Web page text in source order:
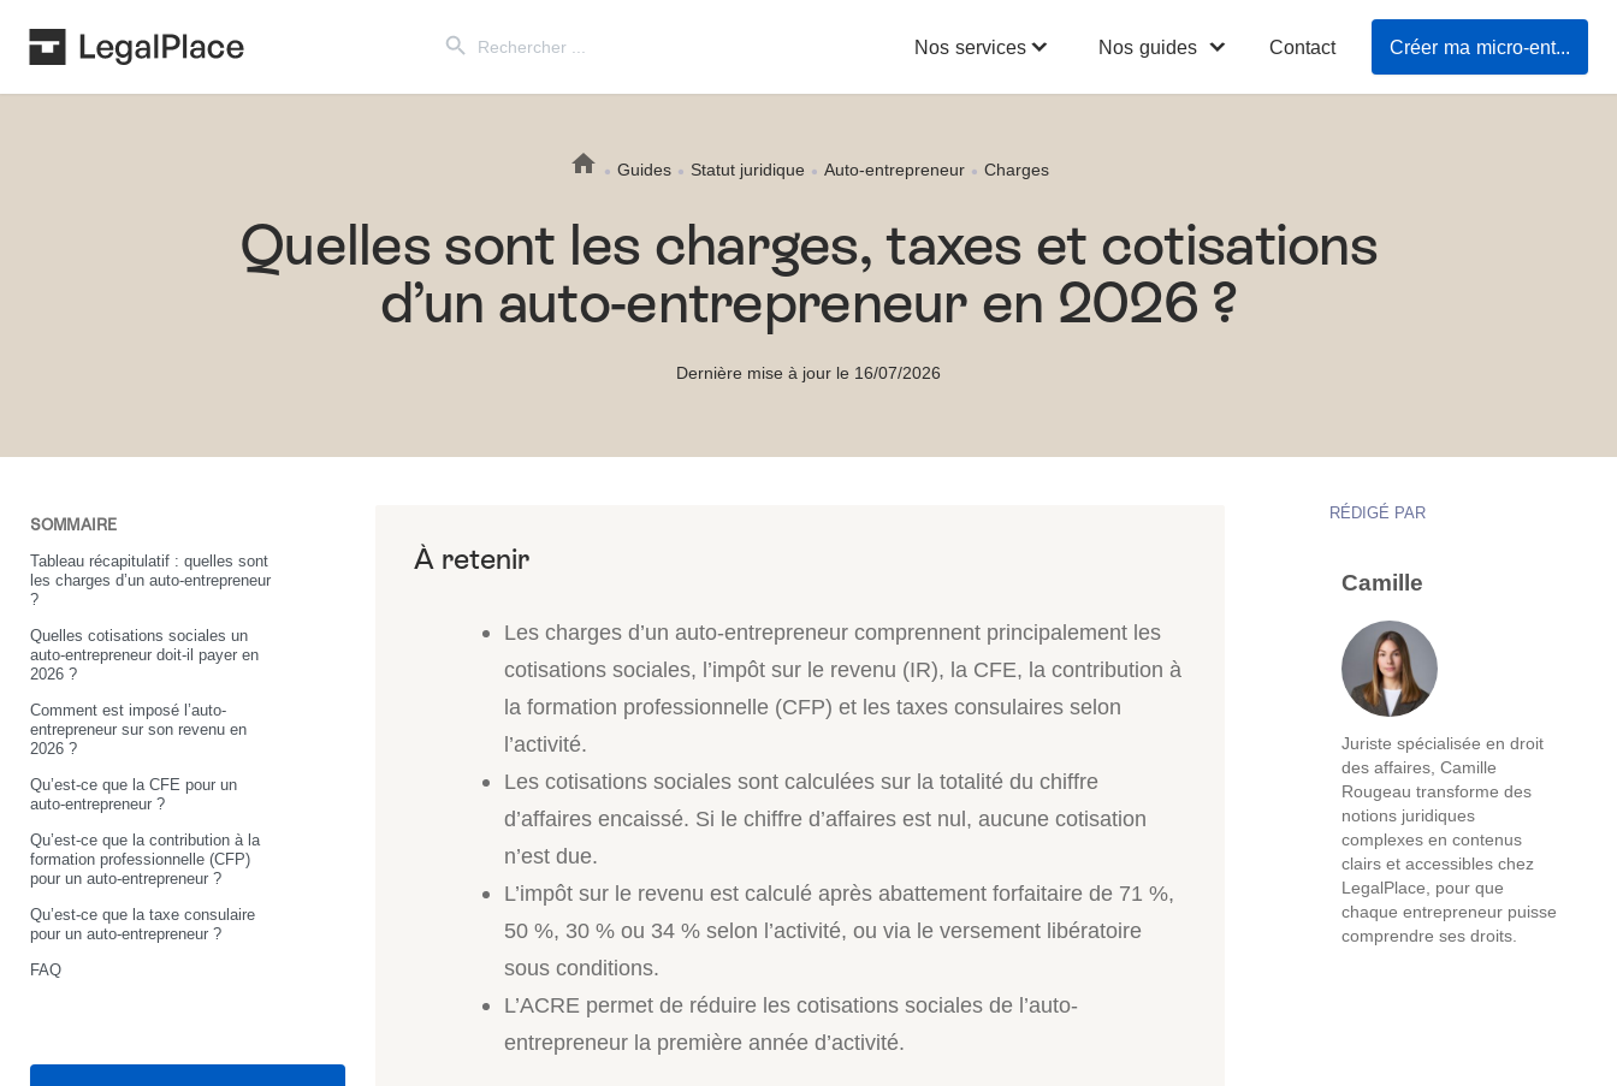
for:
Nos services
Nos guides Contact Créer ma micro-entreprise en 3mn
Guides Statut juridique Auto-entrepreneur Charges
Quelles sont les charges, taxes et cotisations
d’un auto-entrepreneur en 2026 ?
Dernière mise à jour le 16/07/2026
SOMMAIRE
Tableau récapitulatif : quelles sont
les charges d’un auto-entrepreneur
?
Quelles cotisations sociales un
auto-entrepreneur doit-il payer en
2026 ?
Comment est imposé l’auto-
entrepreneur sur son revenu en
2026 ?
Qu’est-ce que la CFE pour un
auto-entrepreneur ?
Qu’est-ce que la contribution à la
formation professionnelle (CFP)
pour un auto-entrepreneur ?
Qu’est-ce que la taxe consulaire
pour un auto-entrepreneur ?
FAQ
Les charges d’un auto-entrepreneur comprennent principalement les
cotisations sociales, l’impôt sur le revenu (IR), la CFE, la contribution à
la formation professionnelle (CFP) et les taxes consulaires selon
l’activité.
Les cotisations sociales sont calculées sur la totalité du chiffre
d’affaires encaissé. Si le chiffre d’affaires est nul, aucune cotisation
n’est due.
L’impôt sur le revenu est calculé après abattement forfaitaire de 71 %,
50 %, 30 % ou 34 % selon l’activité, ou via le versement libératoire
sous conditions.
L’ACRE permet de réduire les cotisations sociales de l’auto-
entrepreneur la première année d’activité.
RÉDIGÉ PAR
Camille
Juriste spécialisée en droit
des affaires, Camille
Rougeau transforme des
notions juridiques
complexes en contenus
clairs et accessibles chez
LegalPlace, pour que
chaque entrepreneur puisse
comprendre ses droits.